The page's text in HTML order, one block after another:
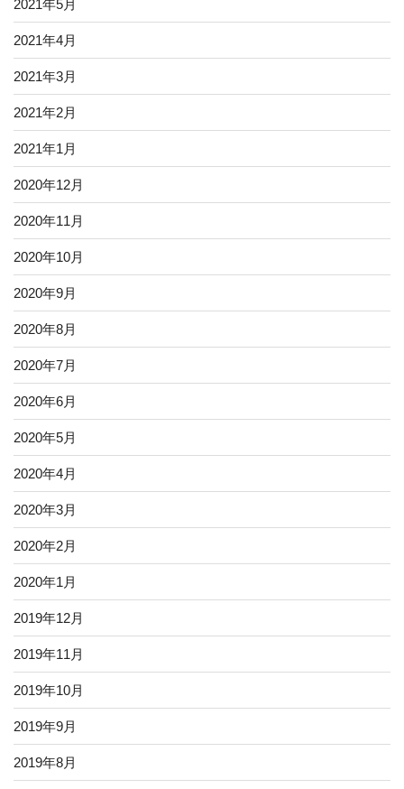
2021年5月
2021年4月
2021年3月
2021年2月
2021年1月
2020年12月
2020年11月
2020年10月
2020年9月
2020年8月
2020年7月
2020年6月
2020年5月
2020年4月
2020年3月
2020年2月
2020年1月
2019年12月
2019年11月
2019年10月
2019年9月
2019年8月